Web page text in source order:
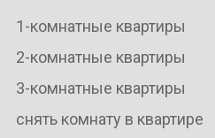
1-комнатные квартиры
2-комнатные квартиры
3-комнатные квартиры
снять комнату в квартире